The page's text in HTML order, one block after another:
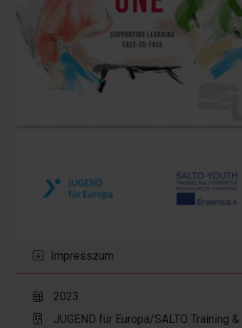
Impresszum
2023
JUGEND für Europa/SALTO Training &